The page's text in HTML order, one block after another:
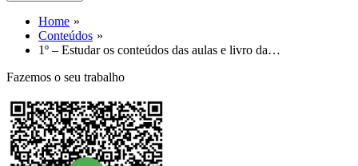
Home
Conteúdos
1º – Estudar os conteúdos das aulas e livro da…
Fazemos o seu trabalho